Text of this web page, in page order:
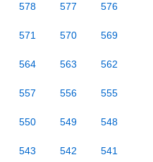
578 577 576
571 570 569
564 563 562
557 556 555
550 549 548
543 542 541